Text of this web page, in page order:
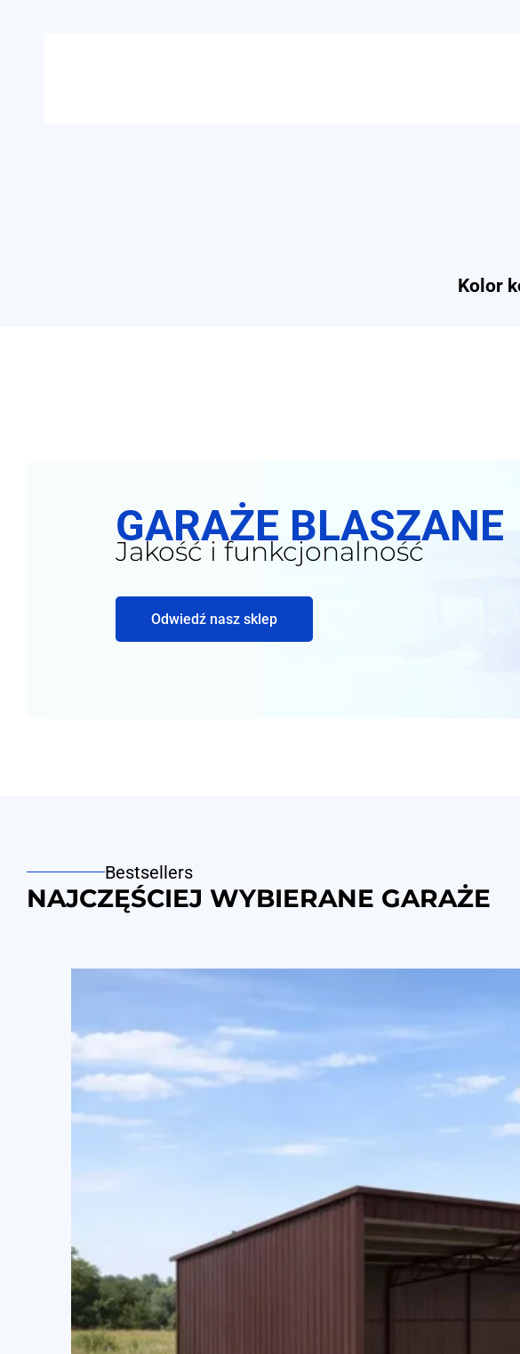
Kolor
GARAŻE BLASZANE
Jakość i funkcjonalność
Odwiedź nasz sklep
Bestsellers
NAJCZĘŚCIEJ WYBIERANE GARAŻE